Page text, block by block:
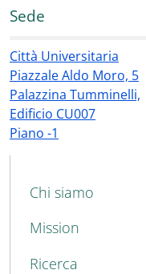
Sede
Città Universitaria
Piazzale Aldo Moro, 5
Palazzina Tumminelli,
Edificio CU007
Piano -1
MAIN NAVIGATION
Chi siamo
Mission
Ricerca